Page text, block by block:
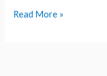
Read More »